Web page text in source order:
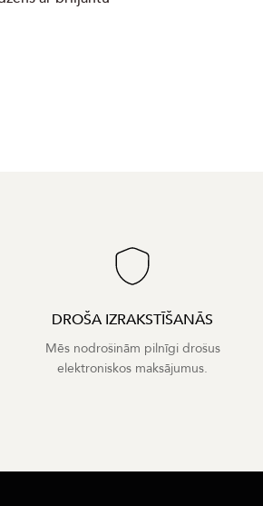
DROŠA IZRAKSTĪŠANĀS
Mēs nodrošinām pilnīgi drošus
elektroniskos maksājumus.